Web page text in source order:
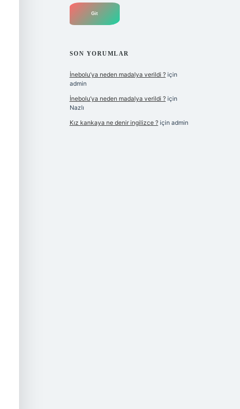
SON YORUMLAR
İnebolu’ya neden madalya verildi ?için
admin
İnebolu’ya neden madalya verildi ?için
Nazlı
Kız kankaya ne denir ingilizce ?için admin